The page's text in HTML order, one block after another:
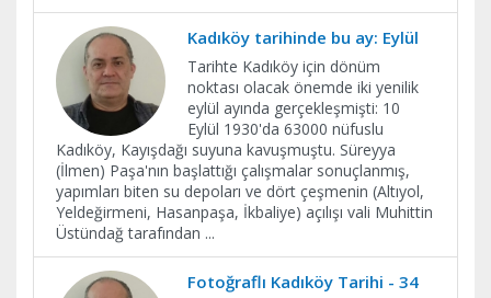
Kadıköy tarihinde bu ay: Eylül
Tarihte Kadıköy için dönüm
noktası olacak önemde iki yenilik
eylül ayında gerçekleşmişti: 10
Eylül 1930'da 63000 nüfuslu
Kadıköy, Kayışdağı suyuna kavuşmuştu. Süreyya
(İlmen) Paşa'nın başlattığı çalışmalar sonuçlanmış,
yapımları biten su depoları ve dört çeşmenin (Altıyol,
Yeldeğirmeni, Hasanpaşa, İkbaliye) açılışı vali Muhittin
Üstündağ tarafından ...
Fotoğraflı Kadıköy Tarihi - 34